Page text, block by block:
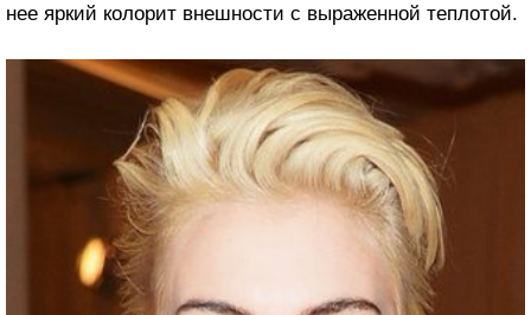
нее яркий колорит внешности с выраженной теплотой.